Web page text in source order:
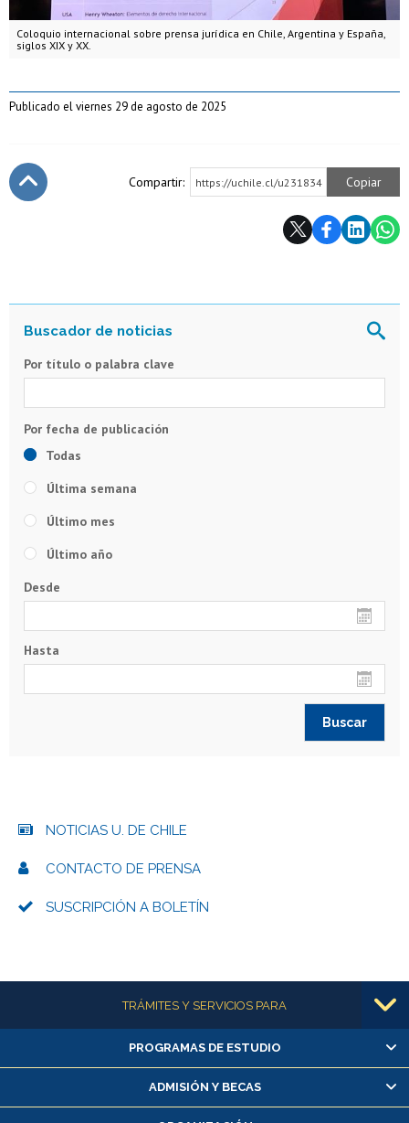
Coloquio internacional sobre prensa jurídica en Chile, Argentina y España,
siglos XIX y XX.
Publicado el viernes 29 de agosto de 2025
Compartir: https://uchile.cl/u231834 Copiar
Por título o palabra clave
Todas
Última semana
Último mes
Último año
Desde
Hasta
NOTICIAS U. DE CHILE
CONTACTO DE PRENSA
SUSCRIPCIÓN A BOLETÍN
Más informaciónTRÁMITES Y SERVICIOS PARA
Alumnas/os y exalumnas/os
Matrícula en línea
Inscripción y cambio de asignaturas
PROGRAMAS DE ESTUDIO
ADMISIÓN Y BECAS